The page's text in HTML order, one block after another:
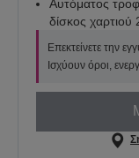
Αυτόματος
δίσκος χαρτιού
Επεκτείνετε την
Ισχύουν όροι,